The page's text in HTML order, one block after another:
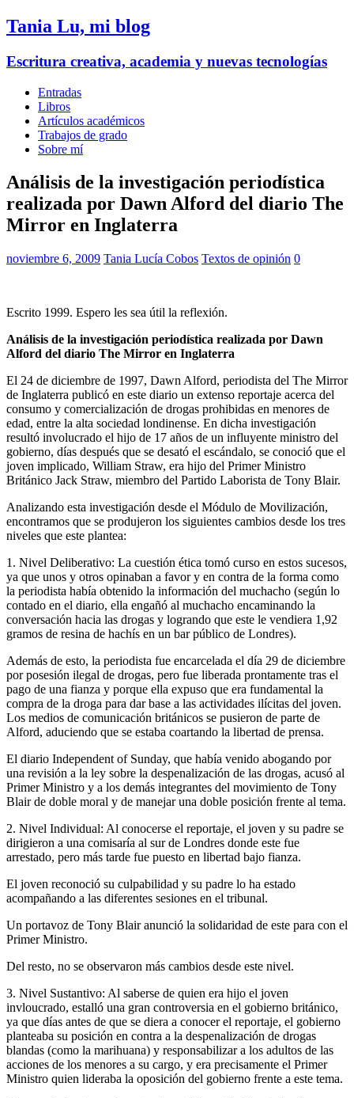
Tania Lu, mi blog
Escritura creativa, academia y nuevas tecnologías
Entradas
Libros
Artículos académicos
Trabajos de grado
Sobre mí
Análisis de la investigación periodística
realizada por Dawn Alford del diario The
Mirror en Inglaterra
noviembre 6, 2009 Tania Lucía Cobos Textos de opinión 0
Escrito 1999. Espero les sea útil la reflexión.
Análisis de la investigación periodística realizada por Dawn
Alford del diario The Mirror en Inglaterra
El 24 de diciembre de 1997, Dawn Alford, periodista del The Mirror
de Inglaterra publicó en este diario un extenso reportaje acerca del
consumo y comercialización de drogas prohibidas en menores de
edad, entre la alta sociedad londinense. En dicha investigación
resultó involucrado el hijo de 17 años de un influyente ministro del
gobierno, días después que se desató el escándalo, se conoció que el
joven implicado, William Straw, era hijo del Primer Ministro
Británico Jack Straw, miembro del Partido Laborista de Tony Blair.
Analizando esta investigación desde el Módulo de Movilización,
encontramos que se produjeron los siguientes cambios desde los tres
niveles que este plantea:
1. Nivel Deliberativo: La cuestión ética tomó curso en estos sucesos,
ya que unos y otros opinaban a favor y en contra de la forma como
la periodista había obtenido la información del muchacho (según lo
contado en el diario, ella engañó al muchacho encaminando la
conversación hacia las drogas y logrando que este le vendiera 1,92
gramos de resina de hachís en un bar público de Londres).
Además de esto, la periodista fue encarcelada el día 29 de diciembre
por posesión ilegal de drogas, pero fue liberada prontamente tras el
pago de una fianza y porque ella expuso que era fundamental la
compra de la droga para dar base a las actividades ilícitas del joven.
Los medios de comunicación británicos se pusieron de parte de
Alford, aduciendo que se estaba coartando la libertad de prensa.
El diario Independent of Sunday, que había venido abogando por
una revisión a la ley sobre la despenalización de las drogas, acusó al
Primer Ministro y a los demás integrantes del movimiento de Tony
Blair de doble moral y de manejar una doble posición frente al tema.
2. Nivel Individual: Al conocerse el reportaje, el joven y su padre se
dirigieron a una comisaría al sur de Londres donde este fue
arrestado, pero más tarde fue puesto en libertad bajo fianza.
El joven reconoció su culpabilidad y su padre lo ha estado
acompañando a las diferentes sesiones en el tribunal.
Un portavoz de Tony Blair anunció la solidaridad de este para con el
Primer Ministro.
Del resto, no se observaron más cambios desde este nivel.
3. Nivel Sustantivo: Al saberse de quien era hijo el joven
invloucrado, estalló una gran controversia en el gobierno británico,
ya que días antes de que se diera a conocer el reportaje, el gobierno
planteaba su posición en contra a la despenalización de drogas
blandas (como la marihuana) y responsabilizar a los adultos de las
acciones de los menores a su cargo, y era precisamente el Primer
Ministro quien lideraba la oposición del gobierno frente a este tema.